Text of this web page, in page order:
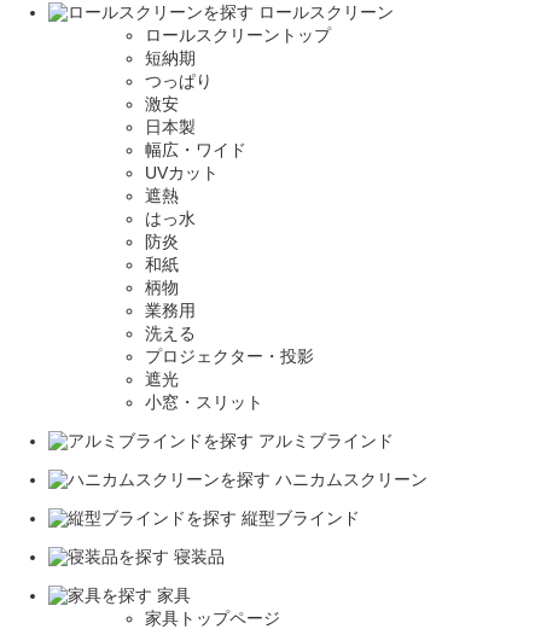
ロールスクリーン
ロールスクリーントップ
短納期
つっぱり
激安
日本製
幅広・ワイド
UVカット
遮熱
はっ水
防炎
和紙
柄物
業務用
洗える
プロジェクター・投影
遮光
小窓・スリット
アルミブラインド
ハニカムスクリーン
縦型ブラインド
寝装品
家具
家具トップページ